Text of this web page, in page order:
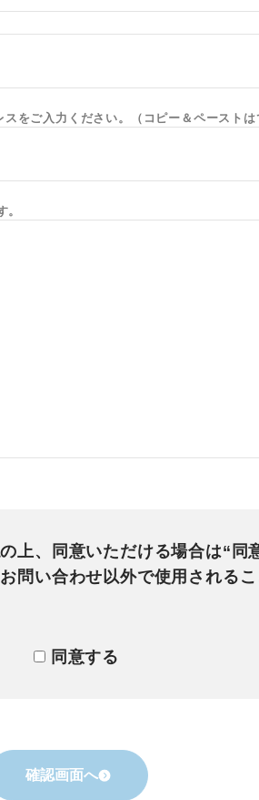
をご入力ください。（コピー＆ペーストは
上、同意いただける場合は“同
問い合わせ以外で使用される
同意する
確認画面へ